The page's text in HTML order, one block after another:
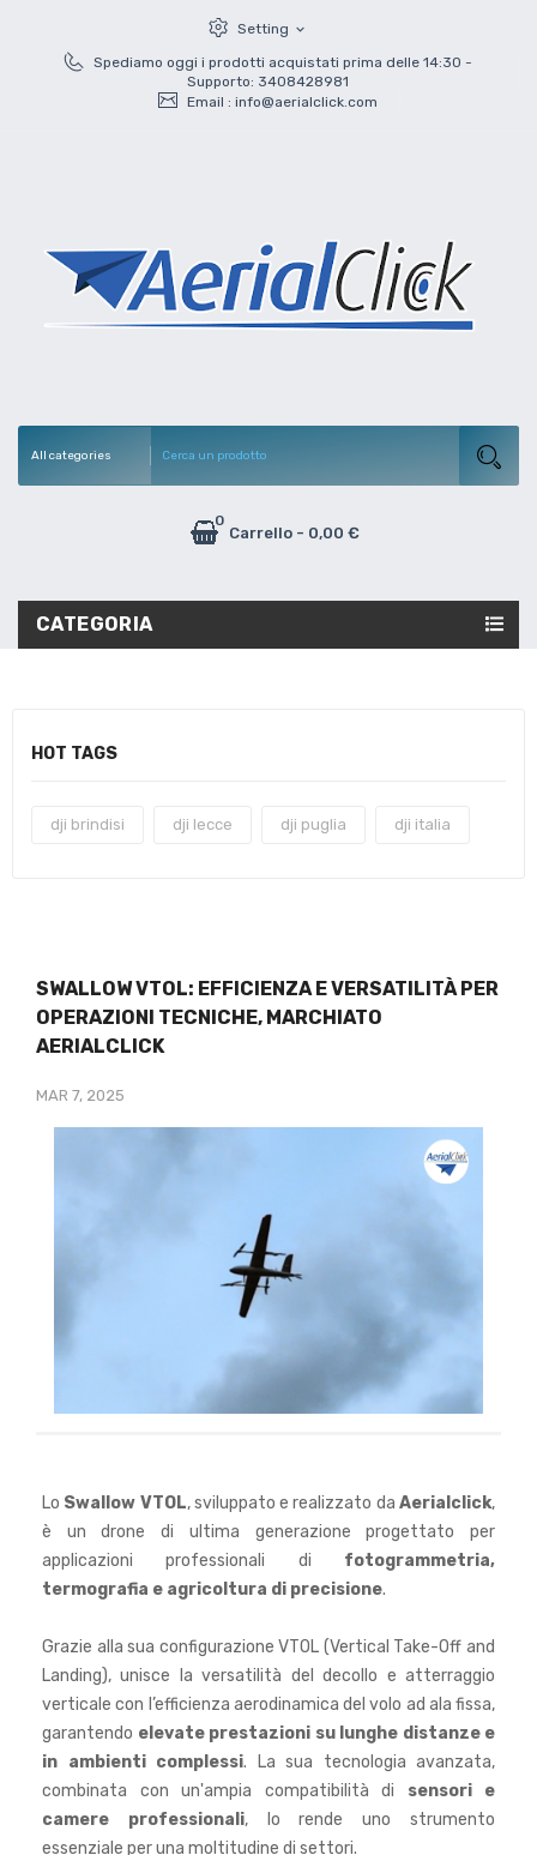
Setting expand_more
Spediamo oggi i prodotti acquistati prima delle 14:30 -
Supporto: 3408428981
Email : info@aerialclick.com
Carrello
0
- 0,00 €
CATEGORIA
HOT TAGS
dji brindisi dji lecce dji puglia dji italia
SWALLOW VTOL: EFFICIENZA E VERSATILITÀ PER
OPERAZIONI TECNICHE, MARCHIATO
AERIALCLICK
MAR 7, 2025
Lo Swallow VTOL, sviluppato e realizzato daAerialclick,
è un drone di ultima generazione progettato per
applicazioni professionali di fotogrammetria,
termografia e agricoltura di precisione.
Grazie alla sua configurazione VTOL (Vertical Take-Off and
Landing), unisce la versatilità del decollo e atterraggio
verticale con l’efficienza aerodinamica del volo ad ala fissa,
garantendo elevate prestazioni su lunghe distanze e
in ambienti complessi. La sua tecnologia avanzata,
combinata con un'ampia compatibilità di sensori e
camere professionali, lo rende uno strumento
essenziale per una moltitudine di settori.